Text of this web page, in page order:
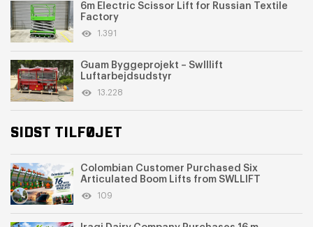
6m Electric Scissor Lift for Russian Textile
Factory
1.391
Guam Byggeprojekt – Swlllift
Luftarbejdsudstyr
13.228
SIDST TILFØJET
Colombian Customer Purchased Six
Articulated Boom Lifts from SWLLIFT
109